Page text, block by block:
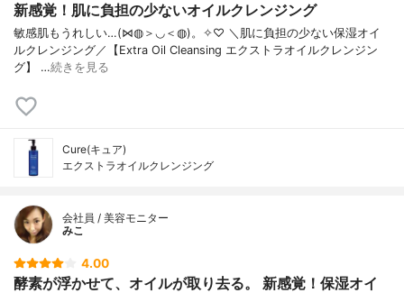
新感覚！肌に負担の少ないオイルクレンジング
敏感肌もうれしい…(⋈◍＞◡＜◍)。✧♡ ＼肌に負担の少ない保湿オイ
ルクレンジング／【Extra Oil Cleansing エクストラオイルクレンジン
グ】 …続きを見る
Cure(キュア)
エクストラオイルクレンジング
会社員 / 美容モニター
みこ
4.00
酵素が浮かせて、オイルが取り去る。 新感覚！保湿オイ